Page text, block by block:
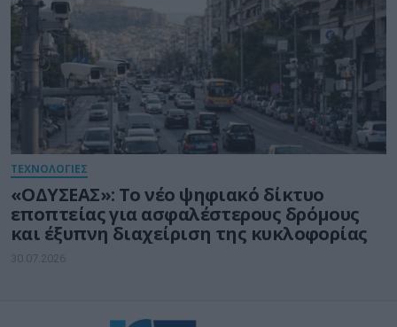
ΤΕΧΝΟΛΟΓΙΕΣ
«ΟΔΥΣΕΑΣ»: Το νέο ψηφιακό δίκτυο
εποπτείας για ασφαλέστερους δρόμους
και έξυπνη διαχείριση της κυκλοφορίας
30.07.2026